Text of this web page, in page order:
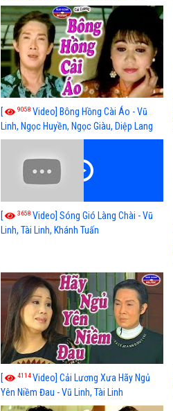
lương xã hội hay nhất
[ 9058 Video] Bông Hồng Cài Áo - Vũ
Linh, Ngọc Huyền, Ngọc Giàu, Diệp Lang
[ 3658 Video] Sóng Gió Làng Chài - Vũ
Linh, Tài Linh, Khánh Tuấn
[ 4114Video] Cải Lương Xưa Hãy Ngủ
Yên Niềm Đau - Vũ Linh, Tài Linh